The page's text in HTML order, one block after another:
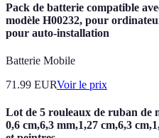
Pack de batterie compatible
modèle H00232, pour
pour auto-installation
Batterie Mobile
71.99 EURVoir le prix
Lot de 5 rouleaux de ruban de
0,6 cm,6,3 mm,1,27 cm,6,3